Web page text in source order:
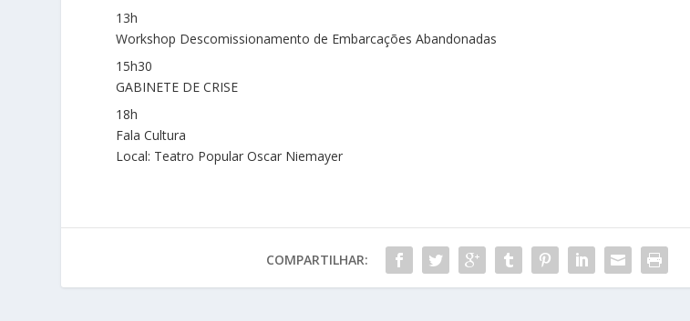
13h
Workshop Descomissionamento de Embarcações Abandonadas
15h30
GABINETE DE CRISE
18h
Fala Cultura
Local: Teatro Popular Oscar Niemayer
COMPARTILHAR: